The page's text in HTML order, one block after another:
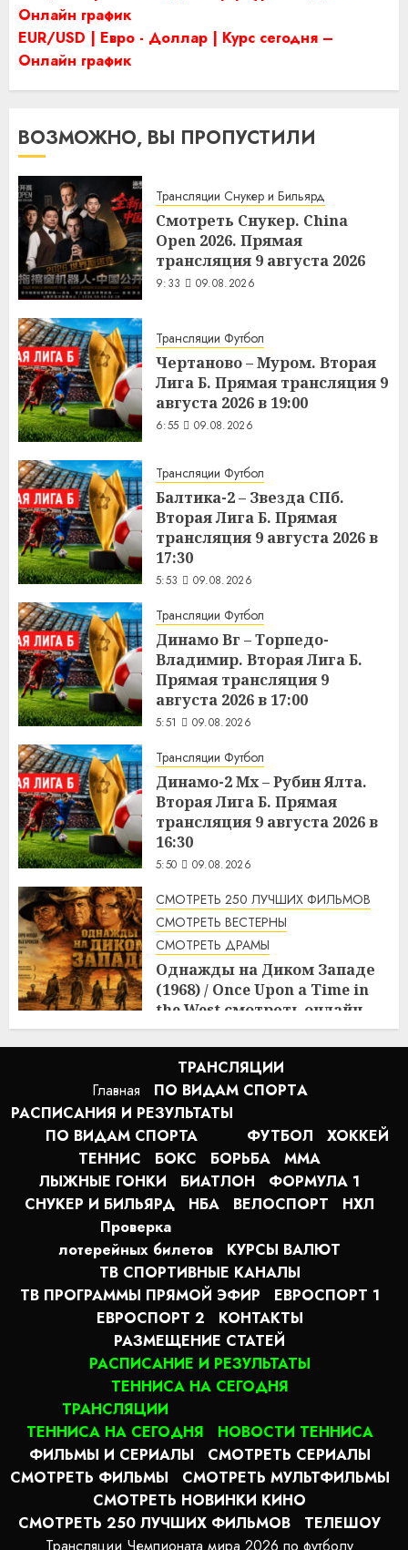
Онлайн график
EUR/USD | Евро - Доллар | Курс сегодня –
Онлайн график
ВОЗМОЖНО, ВЫ ПРОПУСТИЛИ
Трансляции Снукер и Бильярд
Смотреть Снукер. China
Open 2026. Прямая
трансляция 9 августа 2026
9:33 09.08.2026
Трансляции Футбол
Чертаново – Муром. Вторая
Лига Б. Прямая трансляция 9
августа 2026 в 19:00
6:55 09.08.2026
Трансляции Футбол
Балтика-2 – Звезда СПб.
Вторая Лига Б. Прямая
трансляция 9 августа 2026 в
17:30
5:53 09.08.2026
Трансляции Футбол
Динамо Вг – Торпедо-
Владимир. Вторая Лига Б.
Прямая трансляция 9
августа 2026 в 17:00
5:51 09.08.2026
Трансляции Футбол
Динамо-2 Мх – Рубин Ялта.
Вторая Лига Б. Прямая
трансляция 9 августа 2026 в
16:30
5:50 09.08.2026
СМОТРЕТЬ 250 ЛУЧШИХ ФИЛЬМОВ
СМОТРЕТЬ ВЕСТЕРНЫ
СМОТРЕТЬ ДРАМЫ
Однажды на Диком Западе
(1968) / Once Upon a Time in
the West смотреть онлайн
5:08 09.08.2026
Главная
ТРАНСЛЯЦИИ
ПО ВИДАМ СПОРТA
РАСПИСАНИЯ И РЕЗУЛЬТАТЫ
ПО ВИДАМ СПОРТА
ФУТБОЛ
ХОККЕЙ
ТЕННИС
БОКС БОРЬБА
MMA
ЛЫЖНЫЕ ГОНКИ
БИАТЛОН
ФОРМУЛА 1
СНУКЕР И БИЛЬЯРД
НБА ВЕЛОСПОРТ
НХЛ
Проверка
лотерейных билетов
КУРСЫ ВАЛЮТ
ТВ СПОРТИВНЫЕ КАНАЛЫ
ТВ ПРОГРАММЫ ПРЯМОЙ ЭФИР
ЕВРОСПОРТ 1
ЕВРОСПОРТ 2
КОНТАКТЫ
РАЗМЕЩЕНИЕ СТАТЕЙ
РАСПИСАНИЕ И РЕЗУЛЬТАТЫ
ТЕННИСА НА СЕГОДНЯ
ТРАНСЛЯЦИИ
ТЕННИСА НА СЕГОДНЯ
НОВОСТИ ТЕННИСА
ФИЛЬМЫ И СЕРИАЛЫ
СМОТРЕТЬ СЕРИАЛЫ
СМОТРЕТЬ ФИЛЬМЫ
СМОТРЕТЬ МУЛЬТФИЛЬМЫ
СМОТРЕТЬ НОВИНКИ КИНО
СМОТРЕТЬ 250 ЛУЧШИХ ФИЛЬМОВ
ТЕЛЕШОУ
Трансляции Чемпионата мира 2026 по футболу